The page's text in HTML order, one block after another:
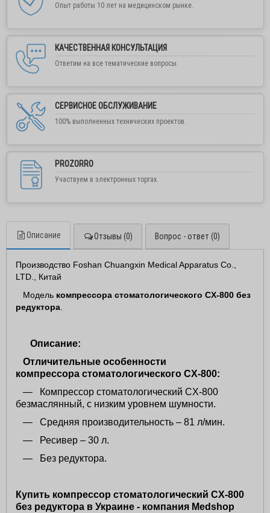
Опыт работы 10 лет на медицинском рынке.
КАЧЕСТВЕННАЯ КОНСУЛЬТАЦИЯ
Ответим на все тематические вопросы.
СЕРВИСНОЕ ОБСЛУЖИВАНИЕ
100% выполненных технических проектов.
PROZORRO
Участвуем в электронных торгах.
Описание Отзывы (0) Вопрос - ответ (0)
Производство Foshan Chuangxin Medical Apparatus Co.,
LTD., Китай
Модель компрессора стоматологического CX-800 без
редуктора.
Описание:
Отличительные особенности
компрессора стоматологического CX-800:
— Компрессор стоматологический CX-800
безмаслянный, с низким уровнем шумности.
— Средняя производительность – 81 л/мин.
—
Ресивер – 30 л.
—
Без редуктора.
Купить компрессор стоматологический CX-800
без редуктора в Украине - компания Medshop
обратной связи или написать нам в любой удобный
Заказывайте обратный звонок, пишите в
Viber, Telegram, WhatsApp или на е-мейл, мы
всегда вам ответим по возможности!!!
С уважением, команда Медшоп.